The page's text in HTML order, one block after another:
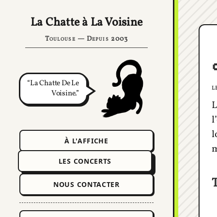
La Chatte à La Voisine
Toulouse — Depuis 2003
La Chatte De Le
Voisine.
À L'AFFICHE
LES CONCERTS
NOUS CONTACTER